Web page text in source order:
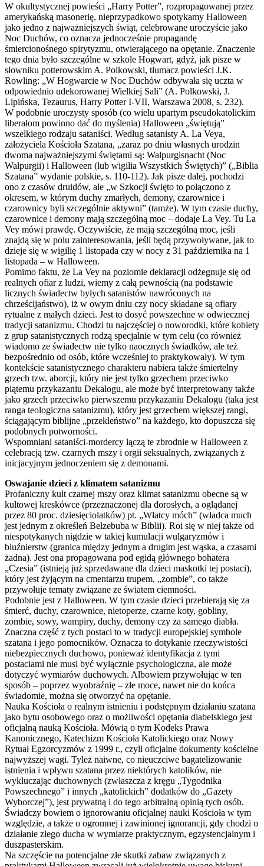
W okultystycznej powieści „Harry Potter”, rozpropagowanej przez
amerykańską masonerię, nieprzypadkowo spotykamy Halloween
jako jedno z najważniejszych świąt, celebrowane uroczyście jako
Noc Duchów, co oznacza jednocześnie propagandę
śmiercionośnego spirytyzmu, otwierającego na opętanie. Znaczenie
tego dnia było szczególne w szkole Hogwart, gdyż, jak pisze w
słowniku potterowskim A. Polkowski, tłumacz powieści J.K.
Rowling: „W Hogwarcie w Noc Duchów odbywała się uczta w
odpowiednio udekorowanej Wielkiej Sali” (A. Polkowski, J.
Lipińska, Tezaurus, Harry Potter I-VII, Warszawa 2008, s. 232).
W podobnie uroczysty sposób (co wielu upartym pseudokatolickim
liberałom powinno dać do myślenia) Halloween „świętują”
wszelkiego rodzaju sataniści. Według satanisty A. La Veya,
założyciela Kościoła Szatana, „zaraz po dniu własnych urodzin
dwoma najważniejszymi świętami są: Walpurgisnacht (Noc
Walpurgii) i Halloween (lub wigilia Wszystkich Świętych)” („Biblia
Szatana” wydanie polskie, s. 110-112). Jak pisze dalej, pochodzi
ono z czasów druidów, ale „w Szkocji święto to połączono z
okresem, w którym duchy zmarłych, demony, czarownice i
czarownicy byli szczególnie aktywni” (tamże). W tym czasie duchy,
czarownice i demony mają szczególną moc – dodaje La Vey. Tu La
Vey mówi prawdę. Oczywiście, że mają szczególną moc, jeśli
znajdą się w polu zainteresowania, jeśli będą przywoływane, jak to
dzieje się w wigilię 1 listopada czy w nocy z 31 października na 1
listopada – w Halloween.
Pomimo faktu, że La Vey na poziomie deklaracji odżegnuje się od
realnych ofiar z ludzi, wiemy z całą pewnością (na podstawie
licznych świadectw byłych satanistów nawróconych na
chrześcijaństwo), iż w owym dniu czy nocy składane są ofiary
rytualne z małych dzieci. Jest to dosyć powszechne w odwiecznej
tradycji satanizmu. Chodzi tu najczęściej o noworodki, które kobiety
z grup satanistycznych rodzą specjalnie w tym celu (co również
wiadomo ze świadectw nie tylko naocznych świadków, ale też
bezpośrednio od osób, które wcześniej to praktykowały). W tym
kontekście satanistycznego charakteru nabiera także śmiertelny
grzech tzw. aborcji, który nie jest tylko grzechem przeciwko
piątemu przykazaniu Dekalogu, ale może być interpretowany także
jako grzech przeciwko pierwszemu przykazaniu Dekalogu (taka jest
ranga teologiczna satanizmu), który jest grzechem większej rangi,
ściągającym biblijne „przekleństwo” na każdego, kto dopuszcza się
podobnych potworności.
Wspomniani sataniści-mordercy łączą te zbrodnie w Halloween z
celebracją tzw. czarnych mszy i orgii seksualnych, związanych z
inicjacyjnym jednoczeniem się z demonami.
Oswajanie dzieci z klimatem satanizmu
Profaniczny kult czarnej mszy oraz klimat satanizmu obecne są w
kultowej kreskówce (przeznaczonej dla dorosłych, a oglądanej
przez 80 proc. dziesięciolatków) pt. „Włatcy móch” (władca much
jest jednym z określeń Belzebuba w Biblii). Roi się w niej także od
niespotykanych nigdzie w takiej kumulacji wulgaryzmów i
bluźnierstw (granica między jednym a drugim jest wąska, a czasami
żadna). Jest ona propagowana pod egidą głównego bohatera
„Czesia” (istnieją już sprzedawane dla dzieci maskotki tej postaci),
który jest żyjącym na cmentarzu trupem, „zombie”, co także
przywołuje tematy związane ze światem ciemności.
Podobnie jest z Halloween. W tym czasie dzieci przebierają się za
śmierć, duchy, czarownice, nietoperze, czarne koty, gobliny,
zombie, sowy, wampiry, duchy, demony czy za samego diabła.
Znaczna część z tych postaci to w tradycji europejskiej symbole
szatana i jego pomocników. Oznacza to dotykanie rzeczywistości
niebezpiecznych duchowo, ponieważ identyfikacja z tymi
postaciami nie musi być wyłącznie psychologiczna, ale może
dotyczyć wymiarów duchowych. Albowiem przywołując w ten
sposób – poprzez wyobraźnię – złe moce, nawet nie do końca
świadomie, można się otworzyć na opętanie.
Nauka Kościoła o realnym istnieniu i podstępnym działaniu szatana
jako bytu osobowego oraz o możliwości opętania diabelskiego jest
oficjalną nauką Kościoła. Mówią o tym Kodeks Prawa
Kanonicznego, Katechizm Kościoła Katolickiego oraz Nowy
Rytuał Egzorcyzmów z 1999 r., czyli oficjalne dokumenty kościelne
najwyższej wagi. Tyleż naiwne, co nieuczciwe bagatelizowanie
istnienia i wpływu szatana przez niektórych katolików, nie
wykluczając duchownych (zwłaszcza z kręgu „Tygodnika
Powszechnego” i innych „katolickich” dodatków do „Gazety
Wyborczej”), jest prywatną i do tego arbitralną opinią tych osób.
Świadczy bowiem o ignorowaniu oficjalnej nauki Kościoła w tym
względzie, a także o ogromnej i zawinionej ignorancji, gdy chodzi o
działanie złego ducha w wymiarze praktycznym, egzystencjalnym i
duszpasterskim.
Na szczęście na potencjalne złe skutki zabaw związanych z